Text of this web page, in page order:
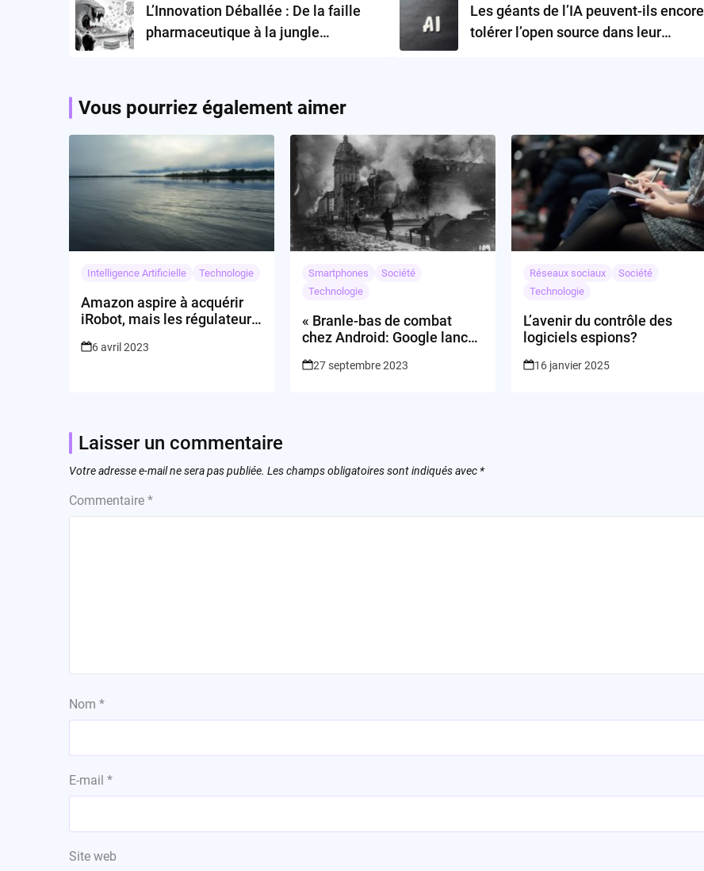
L’Innovation Déballée : De la faille
pharmaceutique à la jungle
Les géants de l’IA peuvent-ils encore
tolérer l’open source dans leur
Vous pourriez également aimer
Intelligence Artificielle Technologie
Amazon aspire à acquérir
iRobot, mais les régulateurs
6 avril 2023
Smartphones
Société
Technologie
« Branle-bas de combat
chez Android: Google lance
Inde »
27 septembre 2023
Réseaux sociaux
Société
Technologie
L’avenir du contrôle des
logiciels espions?
16 janvier 2025
Laisser un commentaire
Votre adresse e-mail ne sera pas publiée. Les champs obligatoires sont indiqués avec *
Commentaire *
Nom *
E-mail *
Site web